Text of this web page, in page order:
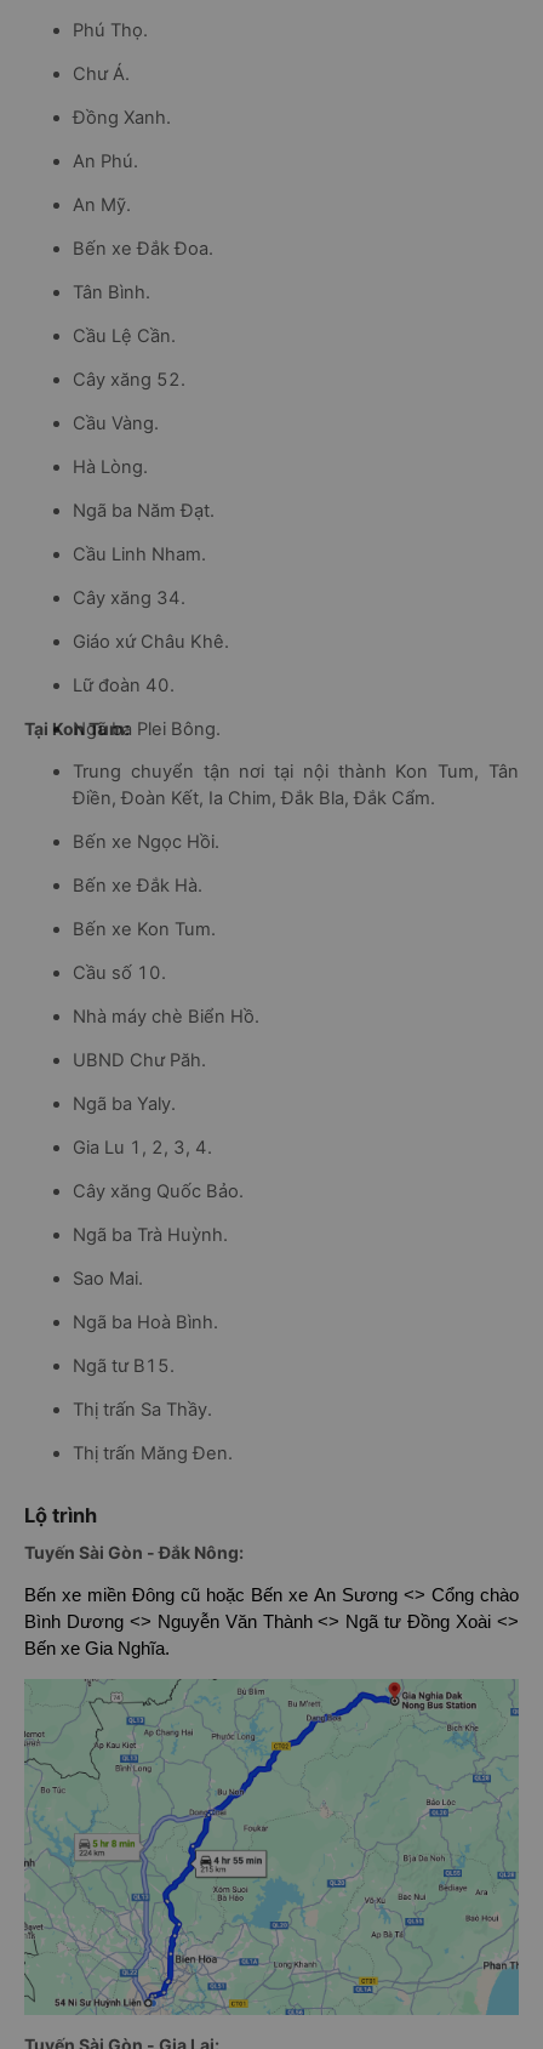
Phú Thọ.
Chư Á.
Đồng Xanh.
An Phú.
An Mỹ.
Bến xe Đắk Đoa.
Tân Bình.
Cầu Lệ Cần.
Cây xăng 52.
Cầu Vàng.
Hà Lòng.
Ngã ba Năm Đạt.
Cầu Linh Nham.
Cây xăng 34.
Giáo xứ Châu Khê.
Lữ đoàn 40.
Ngã ba Plei Bông.
Tại Kon Tum:
Trung chuyển tận nơi tại nội thành Kon Tum, Tân
Điền, Đoàn Kết, Ia Chim, Đắk Bla, Đắk Cẩm.
Bến xe Ngọc Hồi.
Bến xe Đắk Hà.
Bến xe Kon Tum.
Cầu số 10.
Nhà máy chè Biển Hồ.
UBND Chư Păh.
Ngã ba Yaly.
Gia Lu 1, 2, 3, 4.
Cây xăng Quốc Bảo.
Ngã ba Trà Huỳnh.
Sao Mai.
Ngã ba Hoà Bình.
Ngã tư B15.
Thị trấn Sa Thầy.
Thị trấn Măng Đen.
Lộ trình
Tuyến Sài Gòn - Đắk Nông:
Bến xe miền Đông cũ hoặc Bến xe An Sương <> Cổng chào
Bình Dương <> Nguyễn Văn Thành <> Ngã tư Đồng Xoài <>
Bến xe Gia Nghĩa.
Tuyến Sài Gòn - Gia Lai: